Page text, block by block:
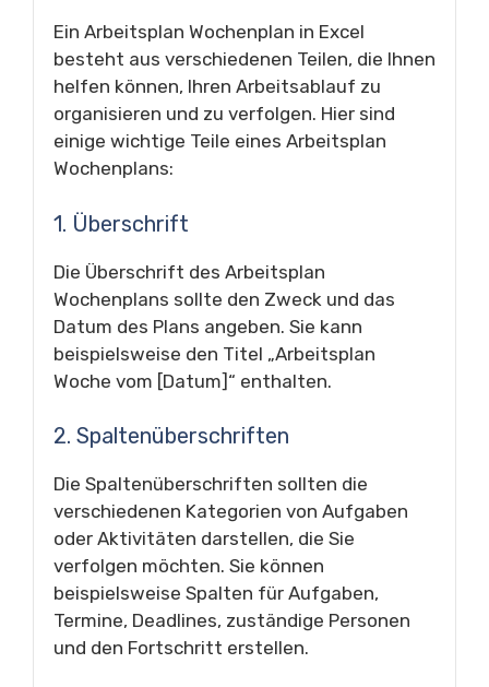
Ein Arbeitsplan Wochenplan in Excel
besteht aus verschiedenen Teilen, die Ihnen
helfen können, Ihren Arbeitsablauf zu
organisieren und zu verfolgen. Hier sind
einige wichtige Teile eines Arbeitsplan
Wochenplans:
1. Überschrift
Die Überschrift des Arbeitsplan
Wochenplans sollte den Zweck und das
Datum des Plans angeben. Sie kann
beispielsweise den Titel „Arbeitsplan
Woche vom [Datum]“ enthalten.
2. Spaltenüberschriften
Die Spaltenüberschriften sollten die
verschiedenen Kategorien von Aufgaben
oder Aktivitäten darstellen, die Sie
verfolgen möchten. Sie können
beispielsweise Spalten für Aufgaben,
Termine, Deadlines, zuständige Personen
und den Fortschritt erstellen.